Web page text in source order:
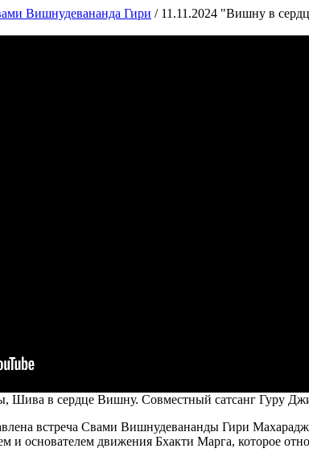
Вишнудевананда Гири / 11.11.2024 "Вишну в
Шива в сердце Вишну. Совместный сатсанг Гуру
встреча Свами Вишнудевананды Гири
и основателем движения Бхакти Марга, которое